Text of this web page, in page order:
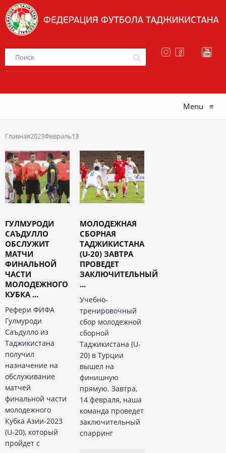
Menu ≡
Главная2023Февраль13
ГУЛМУРОДИ
САЪДУЛЛО
ОБСЛУЖИТ
МАТЧИ
ФИНАЛЬНОЙ
ЧАСТИ
МОЛОДЕЖНОГО
КУБКА ...
Рефери ФИФА
Гулмуроди
Саъдулло из
Таджикистана
получил
назначение на
обслуживание
матчей
финальной части
молодежного
Кубка Азии-2023
(U-20), который
пройдет с
МОЛОДЕЖНАЯ
СБОРНАЯ
ТАДЖИКИСТАНА
(U-20) ЗАВТРА
ПРОВЕДЕТ
ЗАКЛЮЧИТЕЛЬНЫЙ
...
Учебно-
тренировочный
сбор молодежной
сборной
Таджикистана (U-
20) в Турции
вышел на
финишную
прямую. Завтра,
14 февраля, наша
команда проведет
заключительный
спарринг